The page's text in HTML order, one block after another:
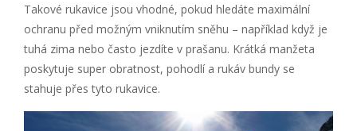
Takové rukavice jsou vhodné, pokud hledáte maximální
ochranu před možným vniknutím sněhu – například když je
tuhá zima nebo často jezdíte v prašanu. Krátká manžeta
poskytuje super obratnost, pohodlí a rukáv bundy se
stahuje přes tyto rukavice.